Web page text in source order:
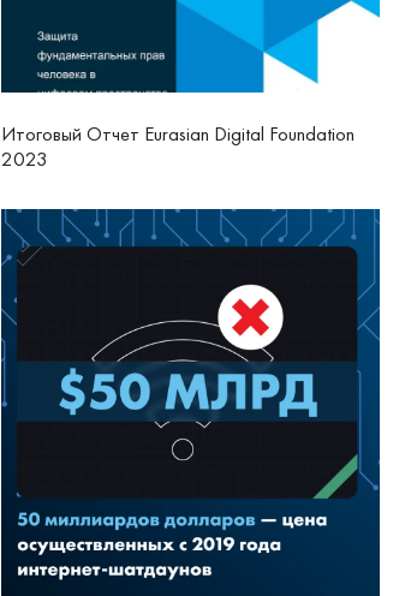
Итоговый Отчет Eurasian Digital Foundation
2023